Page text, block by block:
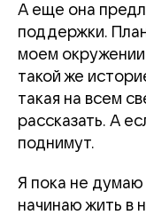
А еще она
поддержки.
моем
такой же
такая на всем
рассказать. А
поднимут.
Я пока не
начинаю жить в